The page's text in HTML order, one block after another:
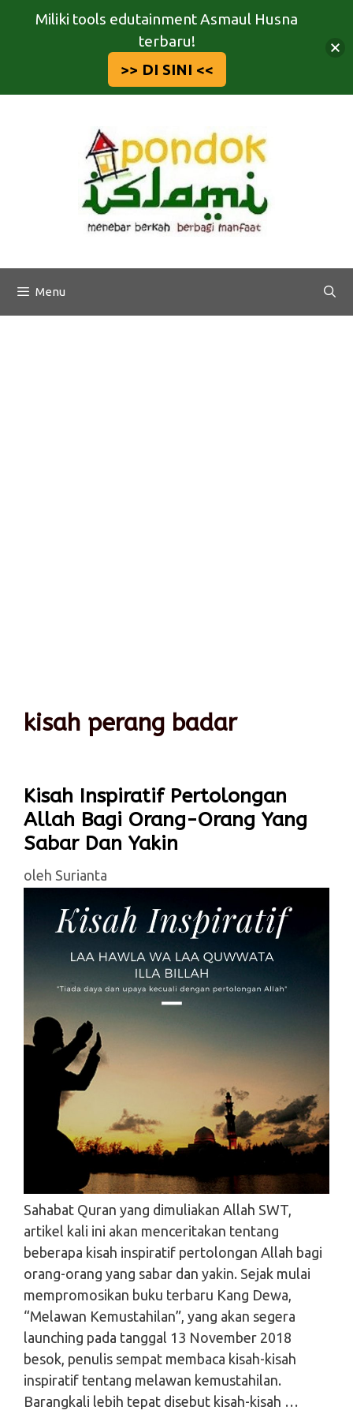
Menu
kisah perang badar
Kisah Inspiratif Pertolongan
Allah Bagi Orang-Orang Yang
Sabar Dan Yakin
oleh Surianta
Sahabat Quran yang dimuliakan Allah SWT,
artikel kali ini akan menceritakan tentang
beberapa kisah inspiratif pertolongan Allah bagi
orang-orang yang sabar dan yakin. Sejak mulai
mempromosikan buku terbaru Kang Dewa,
“Melawan Kemustahilan”, yang akan segera
launching pada tanggal 13 November 2018
besok, penulis sempat membaca kisah-kisah
inspiratif tentang melawan kemustahilan.
Barangkali lebih tepat disebut kisah-kisah …
Miliki tools edutainment Asmaul Husna
terbaru!
>> DI SINI <<